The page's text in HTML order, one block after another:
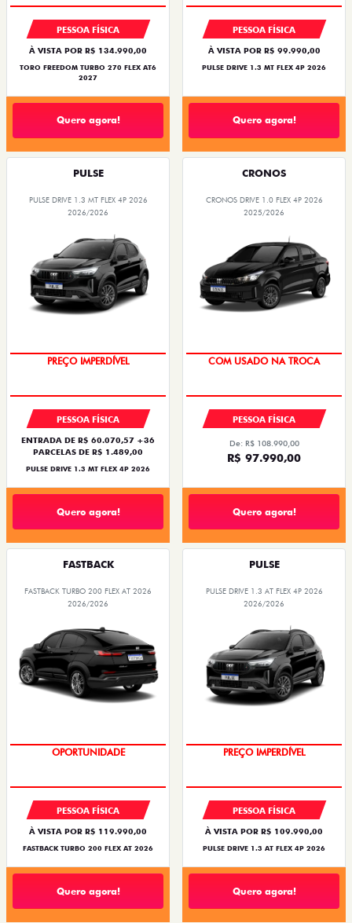
PESSOA FÍSICA
À VISTA POR R$ 134.990,00
TORO FREEDOM TURBO 270 FLEX AT6
2027
Quero agora!
PESSOA FÍSICA
À VISTA POR R$ 99.990,00
PULSE DRIVE 1.3 MT FLEX 4P 2026
Quero agora!
PULSE
PULSE DRIVE 1.3 MT FLEX 4P 2026
2026/2026
OPORTUNIDADE
PESSOA FÍSICA
ENTRADA DE R$ 60.070,57 +36
PARCELAS DE R$ 1.489,00
PULSE DRIVE 1.3 MT FLEX 4P 2026
Quero agora!
CRONOS
CRONOS DRIVE 1.0 FLEX 4P 2026
2025/2026
SUPER DESCONTO
PESSOA FÍSICA
De: R$ 108.990,00
R$ 97.990,00
Quero agora!
FASTBACK
FASTBACK TURBO 200 FLEX AT 2026
2026/2026
OPORTUNIDADE
PESSOA FÍSICA
À VISTA POR R$ 119.990,00
FASTBACK TURBO 200 FLEX AT 2026
Quero agora!
PULSE
PULSE DRIVE 1.3 AT FLEX 4P 2026
2026/2026
O SUV AUTOMÁTICO MAIS
PESSOA FÍSICA
À VISTA POR R$ 109.990,00
PULSE DRIVE 1.3 AT FLEX 4P 2026
Quero agora!